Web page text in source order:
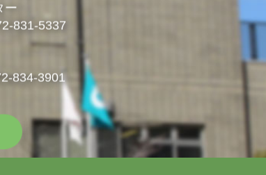
ー
831-5337
834-3901